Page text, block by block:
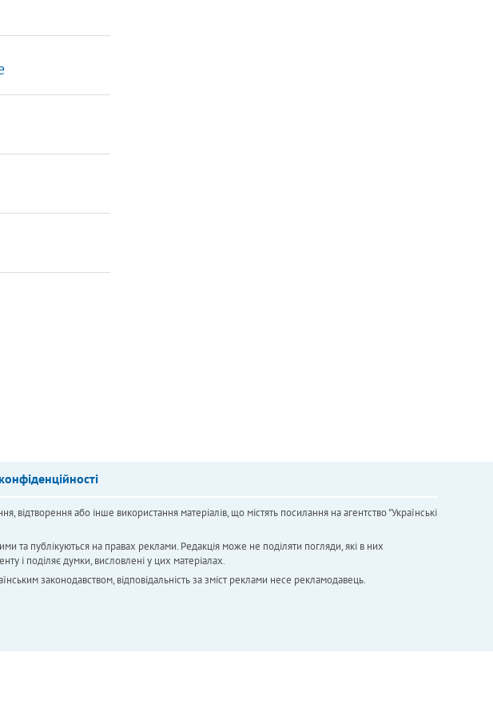
відтворення або інше використання матеріалів, що містять посилання на агентство "Українськi
та публікуються на правах реклами. Редакція може не поділяти погляди, які в них
і поділяє думки, висловлені у цих матеріалах.
законодавством, відповідальність за зміст реклами несе рекламодавець.